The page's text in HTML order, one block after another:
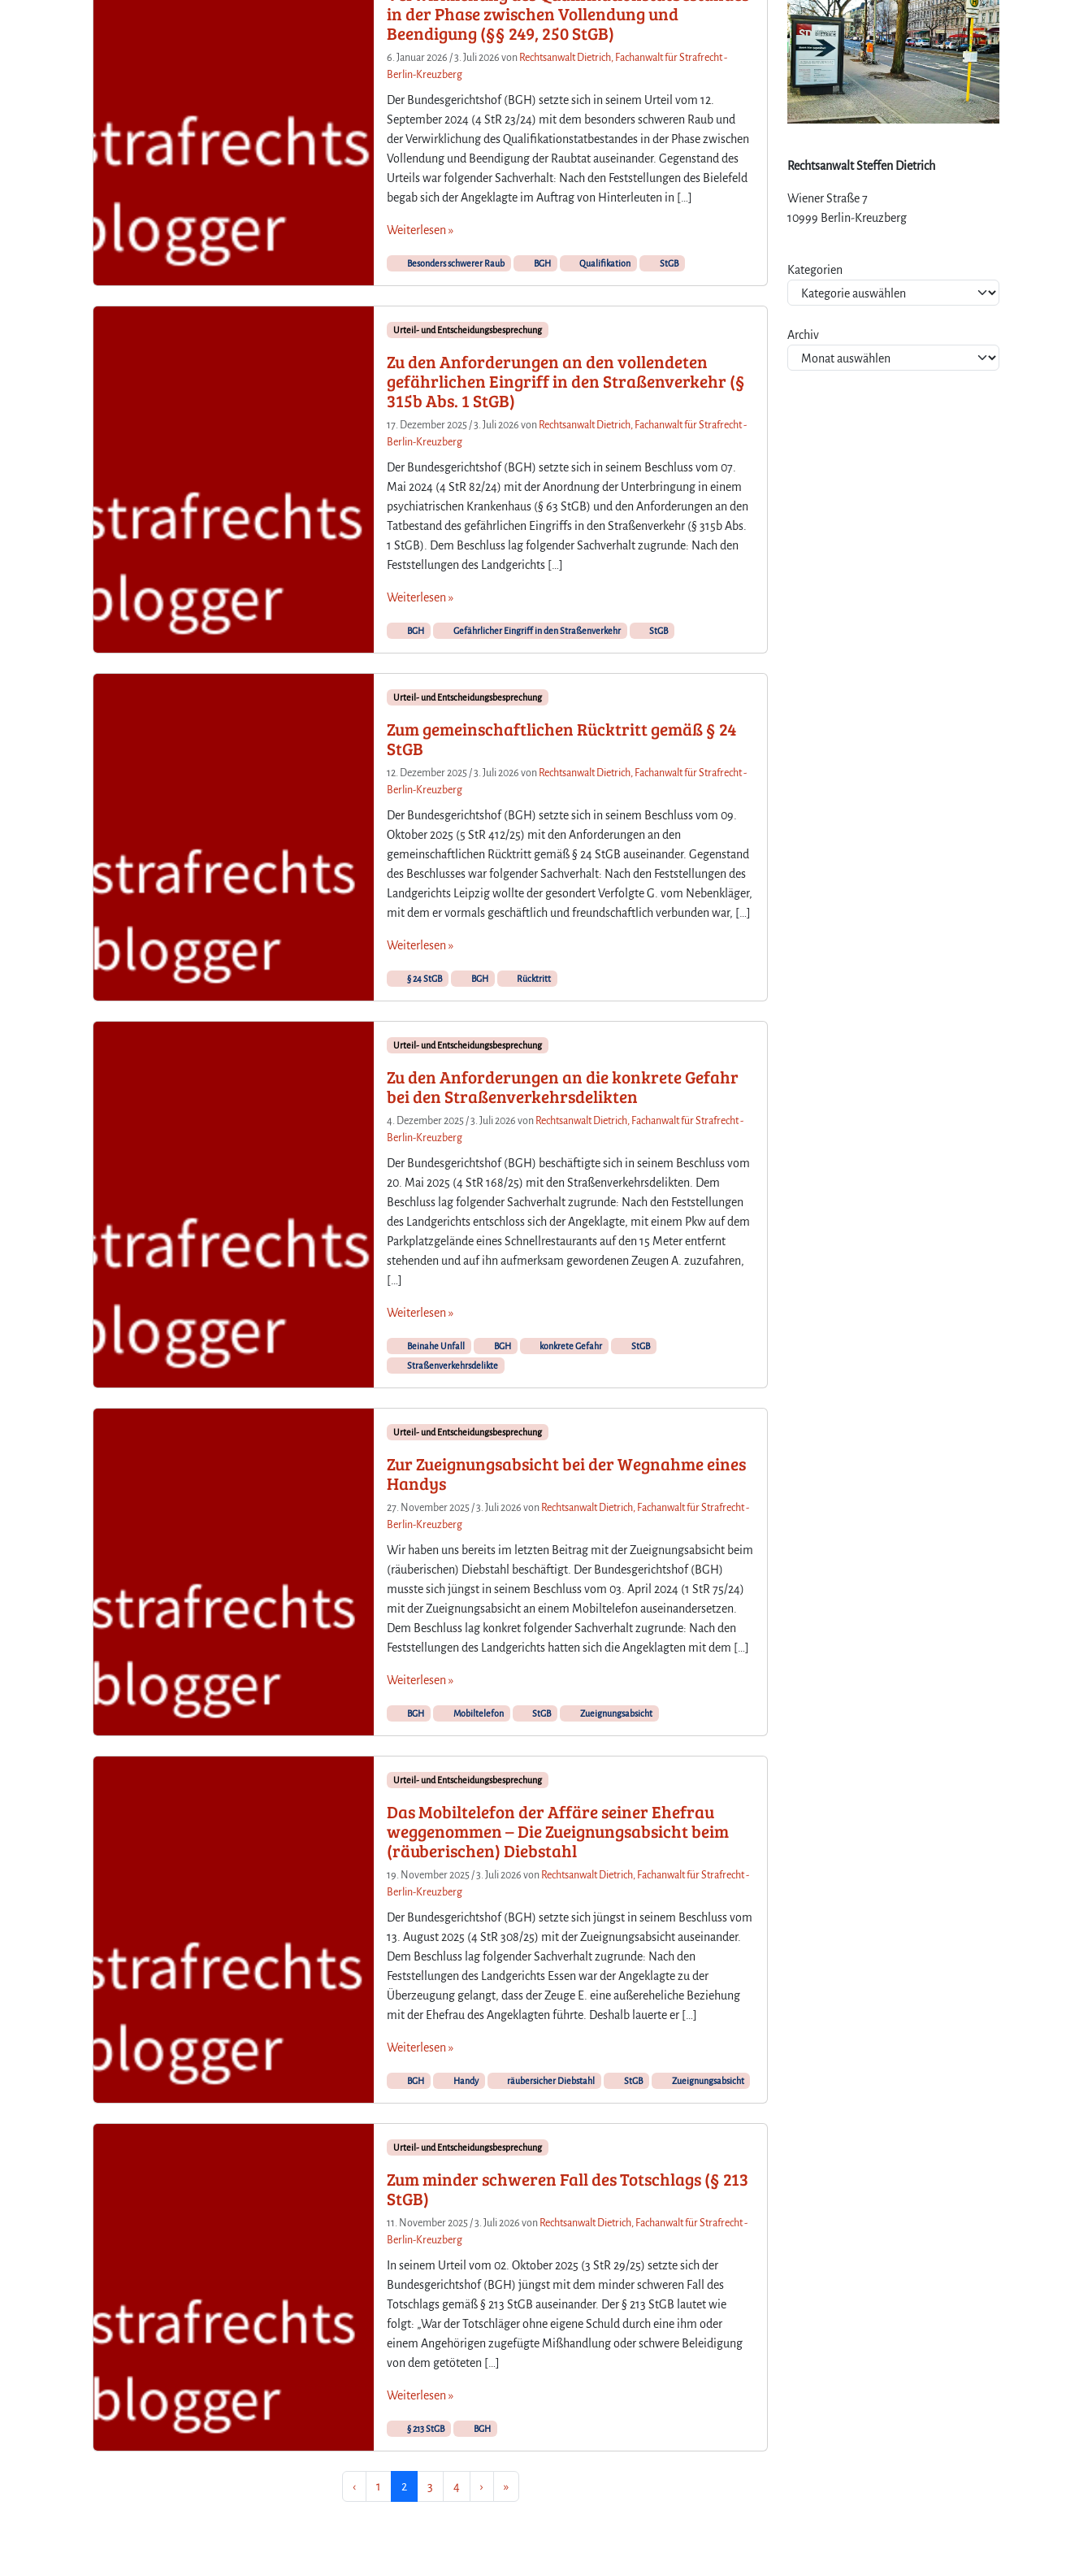
in der Phase zwischen Vollendung und
Beendigung (§§ 249, 250 StGB)
6. Januar 2026 /3. Juli 2026 von Rechtsanwalt Dietrich, Fachanwalt für Strafrecht -
Berlin-Kreuzberg
Der Bundesgerichtshof (BGH) setzte sich in seinem Urteil vom 12.
September 2024 (4 StR 23/24) mit dem besonders schweren Raub und
der Verwirklichung des Qualifikationstatbestandes in der Phase zwischen
Vollendung und Beendigung der Raubtat auseinander. Gegenstand des
Urteils war folgender Sachverhalt: Nach den Feststellungen des Bielefeld
begab sich der Angeklagte im Auftrag von Hinterleuten in […]
Weiterlesen »
Besonders schwerer Raub BGH Qualifikation StGB
Urteil- und Entscheidungsbesprechung
Zu den Anforderungen an den vollendeten
gefährlichen Eingriff in den Straßenverkehr (§
315b Abs. 1 StGB)
17. Dezember 2025 /3. Juli 2026 von Rechtsanwalt Dietrich, Fachanwalt für Strafrecht -
Berlin-Kreuzberg
Der Bundesgerichtshof (BGH) setzte sich in seinem Beschluss vom 07.
Mai 2024 (4 StR 82/24) mit der Anordnung der Unterbringung in einem
psychiatrischen Krankenhaus (§ 63 StGB) und den Anforderungen an den
Tatbestand des gefährlichen Eingriffs in den Straßenverkehr (§ 315b Abs.
1 StGB). Dem Beschluss lag folgender Sachverhalt zugrunde: Nach den
Feststellungen des Landgerichts […]
Weiterlesen »
BGH Gefährlicher Eingriff in den Straßenverkehr StGB
Urteil- und Entscheidungsbesprechung
Zum gemeinschaftlichen Rücktritt gemäß § 24
StGB
12. Dezember 2025 /3. Juli 2026 von Rechtsanwalt Dietrich, Fachanwalt für Strafrecht -
Berlin-Kreuzberg
Der Bundesgerichtshof (BGH) setzte sich in seinem Beschluss vom 09.
Oktober 2025 (5 StR 412/25) mit den Anforderungen an den
gemeinschaftlichen Rücktritt gemäß § 24 StGB auseinander. Gegenstand
des Beschlusses war folgender Sachverhalt: Nach den Feststellungen des
Landgerichts Leipzig wollte der gesondert Verfolgte G. vom Nebenkläger,
mit dem er vormals geschäftlich und freundschaftlich verbunden war, […]
Weiterlesen »
§ 24 StGB BGH Rücktritt
Urteil- und Entscheidungsbesprechung
Zu den Anforderungen an die konkrete Gefahr
bei den Straßenverkehrsdelikten
4. Dezember 2025 /3. Juli 2026 von Rechtsanwalt Dietrich, Fachanwalt für Strafrecht -
Berlin-Kreuzberg
Der Bundesgerichtshof (BGH) beschäftigte sich in seinem Beschluss vom
20. Mai 2025 (4 StR 168/25) mit den Straßenverkehrsdelikten. Dem
Beschluss lag folgender Sachverhalt zugrunde: Nach den Feststellungen
des Landgerichts entschloss sich der Angeklagte, mit einem Pkw auf dem
Parkplatzgelände eines Schnellrestaurants auf den 15 Meter entfernt
stehenden und auf ihn aufmerksam gewordenen Zeugen A. zuzufahren,
[…]
Weiterlesen »
Beinahe Unfall BGH konkrete Gefahr
StGB
Straßenverkehrsdelikte
Urteil- und Entscheidungsbesprechung
Zur Zueignungsabsicht bei der Wegnahme eines
Handys
27. November 2025 /3. Juli 2026 von Rechtsanwalt Dietrich, Fachanwalt für Strafrecht -
Berlin-Kreuzberg
Wir haben uns bereits im letzten Beitrag mit der Zueignungsabsicht beim
(räuberischen) Diebstahl beschäftigt. Der Bundesgerichtshof (BGH)
musste sich jüngst in seinem Beschluss vom 03. April 2024 (1 StR 75/24)
mit der Zueignungsabsicht an einem Mobiltelefon auseinandersetzen.
Dem Beschluss lag konkret folgender Sachverhalt zugrunde: Nach den
Feststellungen des Landgerichts hatten sich die Angeklagten mit dem […]
Weiterlesen »
BGH Mobiltelefon StGB Zueignungsabsicht
Urteil- und Entscheidungsbesprechung
Das Mobiltelefon der Affäre seiner Ehefrau
weggenommen – Die Zueignungsabsicht beim
(räuberischen) Diebstahl
19. November 2025 /3. Juli 2026 von Rechtsanwalt Dietrich, Fachanwalt für Strafrecht -
Berlin-Kreuzberg
Der Bundesgerichtshof (BGH) setzte sich jüngst in seinem Beschluss vom
13. August 2025 (4 StR 308/25) mit der Zueignungsabsicht auseinander.
Dem Beschluss lag folgender Sachverhalt zugrunde: Nach den
Feststellungen des Landgerichts Essen war der Angeklagte zu der
Überzeugung gelangt, dass der Zeuge E. eine außereheliche Beziehung
mit der Ehefrau des Angeklagten führte. Deshalb lauerte er […]
Weiterlesen »
BGH Handy räubersicher Diebstahl StGB Zueignungsabsicht
Urteil- und Entscheidungsbesprechung
Zum minder schweren Fall des Totschlags (§ 213
StGB)
11. November 2025 /3. Juli 2026 von Rechtsanwalt Dietrich, Fachanwalt für Strafrecht -
Berlin-Kreuzberg
In seinem Urteil vom 02. Oktober 2025 (3 StR 29/25) setzte sich der
Bundesgerichtshof (BGH) jüngst mit dem minder schweren Fall des
Totschlags gemäß § 213 StGB auseinander. Der § 213 StGB lautet wie
folgt: „War der Totschläger ohne eigene Schuld durch eine ihm oder
einem Angehörigen zugefügte Mißhandlung oder schwere Beleidigung
von dem getöteten […]
Weiterlesen »
§ 213 StGB BGH
‹ Seite
1 Aktuelle Seite
2 Seite
3 Seite
4 › »
Rechtsanwalt Steffen Dietrich
Wiener Straße 7
10999 Berlin-Kreuzberg
Kategorien
Archiv